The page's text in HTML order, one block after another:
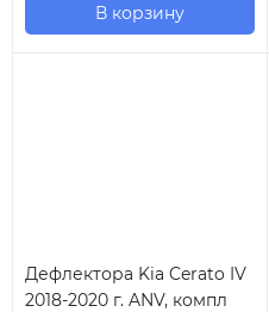
В корзину
Дефлектора Kia Cerato IV
2018-2020 г. ANV, компл